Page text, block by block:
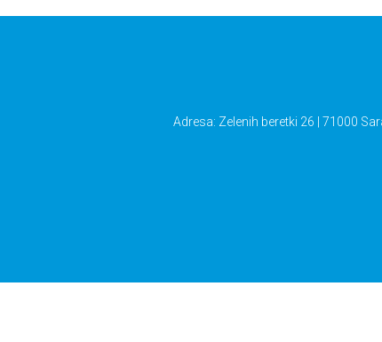
Adresa: Zelenih beretki 26 | 71000